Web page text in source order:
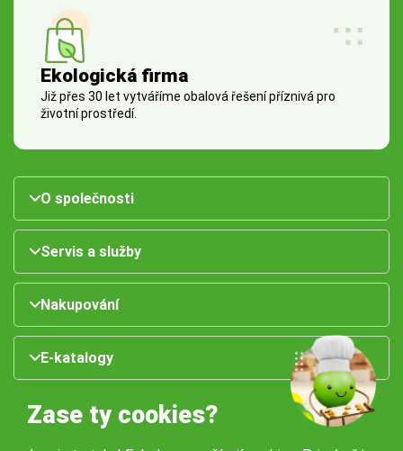
Ekologická firma
Již přes 30 let vytváříme obalová řešení příznivá pro
životní prostředí.
O společnosti
Servis a služby
Nakupování
E-katalogy
Zase ty cookies?